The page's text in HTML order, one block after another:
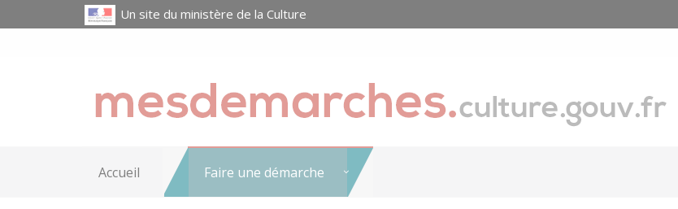
Un site du ministère de la Culture
Accueil Faire une démarche